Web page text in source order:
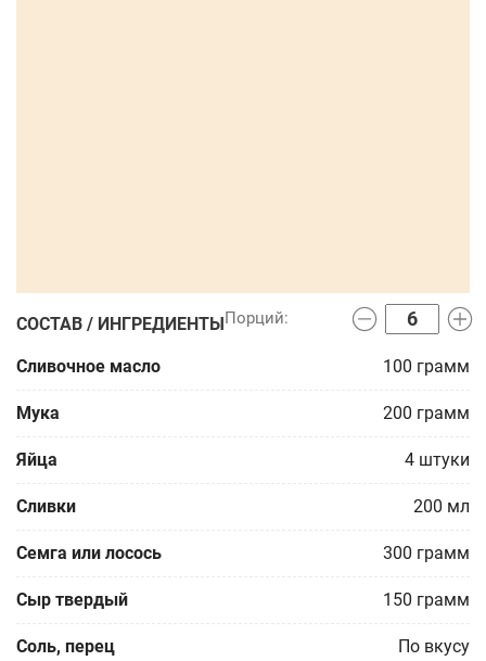
СОСТАВ / ИНГРЕДИЕНТЫ
Сливочное масло 100 грамм
Мука 200 грамм
Яйца 4 штуки
Сливки 200 мл
Семга или лосось 300 грамм
Сыр твердый 150 грамм
Соль, перец По вкусу